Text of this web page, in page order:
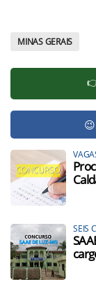
MINAS GERAIS
SEIS